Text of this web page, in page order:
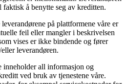
å benytte seg av kreditten.
på plattformene våre er
feil eller mangler i beskrivelsen
vises er ikke bindende og fører
leverandøren.
inneholder all informasjon og
ved bruk av tjenestene våre.